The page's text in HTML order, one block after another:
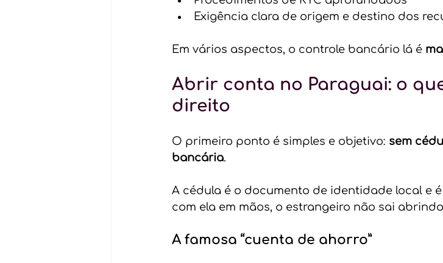
Exigência clara de origem e destino dos
Em vários aspectos, o controle bancário lá é
Abrir conta no Paraguai: o
direito
O primeiro ponto é simples e objetivo: sem
bancária.
A cédula é o documento de identidade local e
com ela em mãos, o estrangeiro não sai
A famosa “cuenta de ahorro”